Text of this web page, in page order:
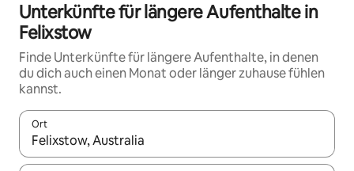
Unterkünfte für längere Aufenthalte in
Felixstow
Finde Unterkünfte für längere Aufenthalte, in denen
du dich auch einen Monat oder länger zuhause fühlen
kannst.
Ort
Wenn Ergebnisse verfügbar sind, navigiere mit den